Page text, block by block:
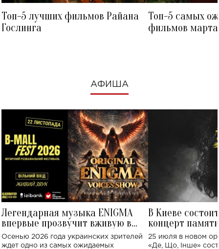
Топ-5 лучших фильмов Райана
Гослинга
Топ-5 самых
фильмов
АФИША
Легендарная музыка ENIGMA
впервые прозвучит вживую в
Украине: где состоится концерт
Осенью 2026 года украинских зрителей
ждет одно из самых ожидаемых
В Киеве
концерт
Клименко:
исполнят песни
25 июля в новом
«Де, Що, Інше»